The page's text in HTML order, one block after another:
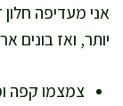
אני מעדיפה
יותר, ואז בונים
צמצמו קפה